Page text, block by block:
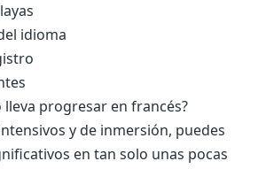
idioma
lleva progresar en francés?
y de inmersión, puedes
en tan solo unas pocas